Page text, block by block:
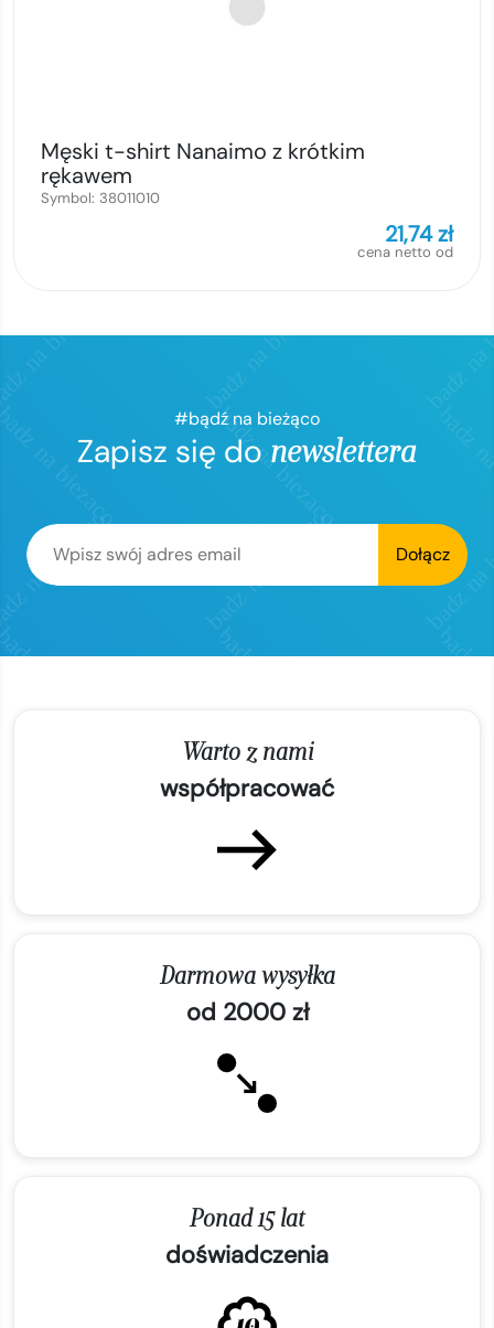
Męski t-shirt Nanaimo z krótkim
rękawem
Symbol: 38011010
21,74zł
cena netto od
#bądź na bieżąco
Zapisz się do newslettera
Dołącz
Warto z nami
współpracować
Darmowa wysyłka
od 2000 zł
Ponad 15 lat
doświadczenia